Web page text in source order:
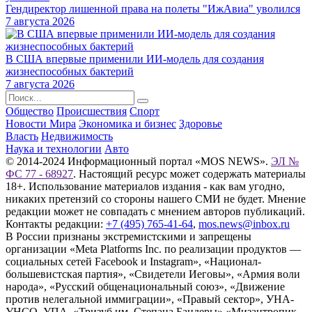
Гендиректор лишенной права на полеты "ИжАвиа" уволился
7 августа 2026
В США впервые применили ИИ-модель для создания
жизнеспособных бактерий
7 августа 2026
Общество Происшествия Спорт
Новости Мира Экономика и бизнес Здоровье
Власть Недвижимость
Наука и технологии Авто
© 2014-2024 Информационный портал «MOS NEWS». ЭЛ №
ФС 77 - 68927. Настоящий ресурс может содержать материалы
18+. Использование материалов издания - как вам угодно,
никаких претензий со стороны нашего СМИ не будет. Мнение
редакции может не совпадать с мнением авторов публикаций.
Контакты редакции: +7 (495) 765-41-64, mos.news@inbox.ru
В России признаны экстремистскими и запрещены
организации «Meta Platforms Inc. по реализации продуктов —
социальных сетей Facebook и Instagram», «Национал-
большевистская партия», «Свидетели Иеговы», «Армия воли
народа», «Русский общенациональный союз», «Движение
против нелегальной иммиграции», «Правый сектор», УНА-